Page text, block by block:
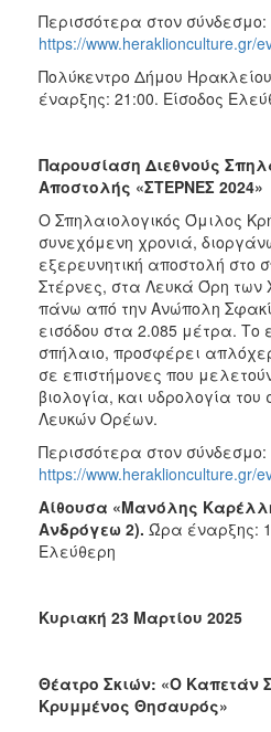
Περισσότερα στον σύνδεσμο:
https://www.heraklionculture.gr/
Πολύκεντρο Δήμου
έναρξης: 21:00. Είσοδος
Παρουσίαση Διεθνούς
Αποστολής «ΣΤΕΡΝΕΣ 2024»
Ο Σπηλαιολογικός Όμιλος
συνεχόμενη χρονιά,
εξερευνητική αποστολή στο
Στέρνες, στα Λευκά Όρη των
πάνω από την Ανώπολη
εισόδου στα 2.085 μέτρα. Το
σπήλαιο, προσφέρει
σε επιστήμονες που
βιολογία, και υδρολογία του
Λευκών Ορέων.
Περισσότερα στον σύνδεσμο:
https://www.heraklionculture.gr/
Αίθουσα «Μανόλης
Ανδρόγεω 2). Ώρα έναρξης:
Ελεύθερη
Κυριακή 23 Μαρτίου 2025
Θέατρο Σκιών: «Ο Καπετάν
Κρυμμένος Θησαυρός»